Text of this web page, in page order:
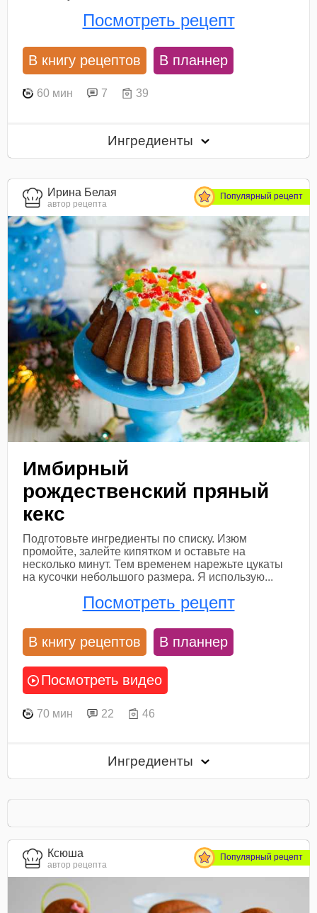
Посмотреть рецепт
В книгу рецептов В планнер
60 мин 7 39
Ингредиенты
Ирина Белая
автор рецепта
Популярный рецепт
Имбирный
рождественский пряный
кекс
Подготовьте ингредиенты по списку. Изюм
промойте, залейте кипятком и оставьте на
несколько минут. Тем временем нарежьте цукаты
на кусочки небольшого размера. Я использую...
Посмотреть рецепт
В книгу рецептов В планнер
Посмотреть видео
70 мин 22 46
Ингредиенты
Ксюша
автор рецепта
Популярный рецепт